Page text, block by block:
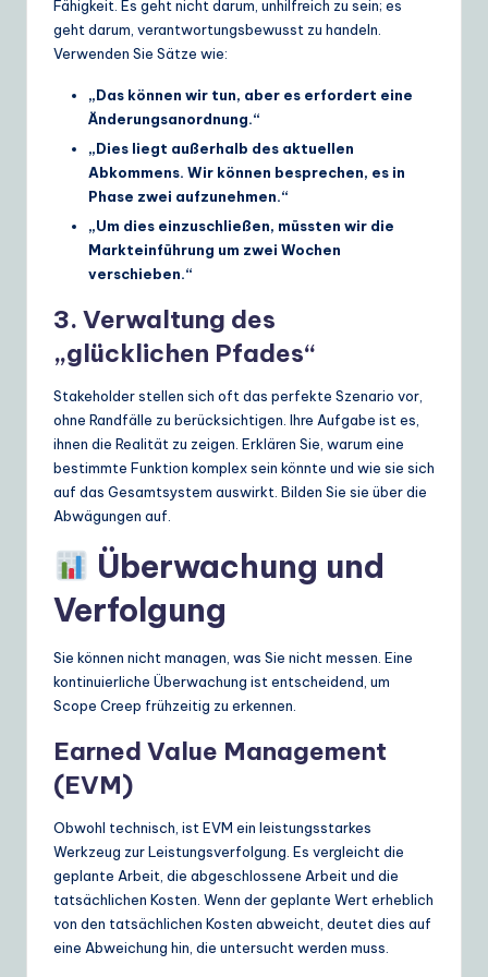
Fähigkeit. Es geht nicht darum, unhilfreich zu sein; es
geht darum, verantwortungsbewusst zu handeln.
Verwenden Sie Sätze wie:
„Das können wir tun, aber es erfordert eine
Änderungsanordnung.“
„Dies liegt außerhalb des aktuellen
Abkommens. Wir können besprechen, es in
Phase zwei aufzunehmen.“
„Um dies einzuschließen, müssten wir die
Markteinführung um zwei Wochen
verschieben.“
3. Verwaltung des
„glücklichen Pfades“
Stakeholder stellen sich oft das perfekte Szenario vor,
ohne Randfälle zu berücksichtigen. Ihre Aufgabe ist es,
ihnen die Realität zu zeigen. Erklären Sie, warum eine
bestimmte Funktion komplex sein könnte und wie sie sich
auf das Gesamtsystem auswirkt. Bilden Sie sie über die
Abwägungen auf.
Überwachung und
Verfolgung
Sie können nicht managen, was Sie nicht messen. Eine
kontinuierliche Überwachung ist entscheidend, um
Scope Creep frühzeitig zu erkennen.
Earned Value Management
(EVM)
Obwohl technisch, ist EVM ein leistungsstarkes
Werkzeug zur Leistungsverfolgung. Es vergleicht die
geplante Arbeit, die abgeschlossene Arbeit und die
tatsächlichen Kosten. Wenn der geplante Wert erheblich
von den tatsächlichen Kosten abweicht, deutet dies auf
eine Abweichung hin, die untersucht werden muss.